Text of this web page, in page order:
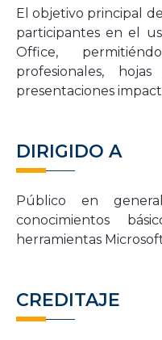
El objetivo principal
participantes en el
Office,
profesionales,
presentaciones
DIRIGIDO A
Público en
conocimientos
herramientas M
CREDITAJE